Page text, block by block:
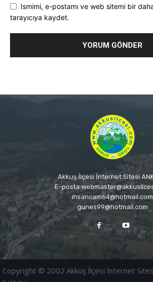
Ismimi, e-postamı ve web sitemi bir
tarayıcıya kaydet.
Akkuş İlçesi İnternet Sitesi
E-
ihsancam64@hotmail.com
gunes99@hotmail.com
Copyright © 2002 Akkuş İlçesi İnternet